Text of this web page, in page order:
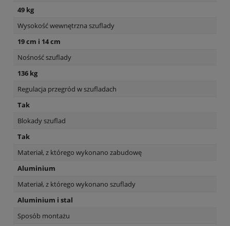
49 kg
Wysokość wewnętrzna szuflady
19 cm i 14 cm
Nośność szuflady
136 kg
Regulacja przegród w szufladach
Tak
Blokady szuflad
Tak
Materiał, z którego wykonano zabudowę
Aluminium
Materiał, z którego wykonano szuflady
Aluminium i stal
Sposób montażu